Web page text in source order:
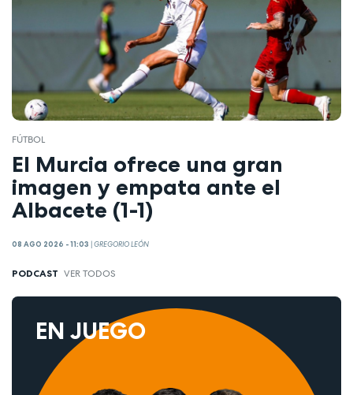
FÚTBOL
El Murcia ofrece una gran
imagen y empata ante el
Albacete (1-1)
08 AGO 2026 - 11:03 GREGORIO LEÓN
PODCAST VER TODOS
EN JUEGO